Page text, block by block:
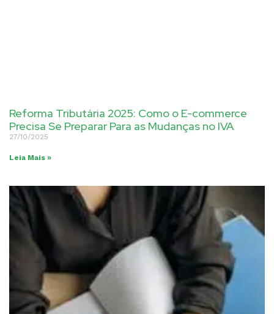
Reforma Tributária 2025: Como o E-commerce
Precisa Se Preparar Para as Mudanças no IVA
27/10/2025
Leia Mais »